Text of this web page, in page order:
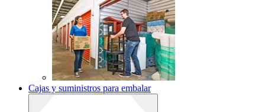
Cajas y suministros para embalar